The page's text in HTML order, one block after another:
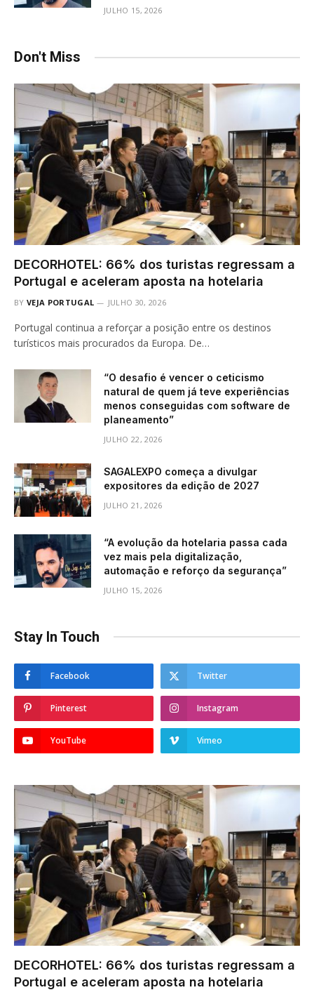
JULHO 15, 2026
Don't Miss
DECORHOTEL: 66% dos turistas regressam a
Portugal e aceleram aposta na hotelaria
BY VEJA PORTUGAL JULHO 30, 2026
Portugal continua a reforçar a posição entre os destinos
turísticos mais procurados da Europa. De…
“O desafio é vencer o ceticismo
natural de quem já teve experiências
menos conseguidas com software de
planeamento”
JULHO 22, 2026
SAGALEXPO começa a divulgar
expositores da edição de 2027
JULHO 21, 2026
“A evolução da hotelaria passa cada
vez mais pela digitalização,
automação e reforço da segurança”
JULHO 15, 2026
Stay In Touch
Facebook Twitter
Pinterest Instagram
YouTube Vimeo
DECORHOTEL: 66% dos turistas regressam a
Portugal e aceleram aposta na hotelaria